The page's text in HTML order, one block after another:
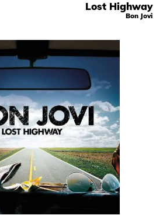
Lost Highway
Bon Jovi